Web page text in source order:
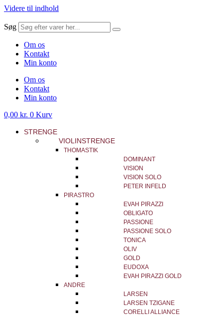
Videre til indhold
Søg
Om os
Kontakt
Min konto
Om os
Kontakt
Min konto
0,00 kr. 0 Kurv
STRENGE
VIOLINSTRENGE
THOMASTIK
DOMINANT
VISION
VISION SOLO
PETER INFELD
PIRASTRO
EVAH PIRAZZI
OBLIGATO
PASSIONE
PASSIONE SOLO
TONICA
OLIV
GOLD
EUDOXA
EVAH PIRAZZI GOLD
ANDRE
LARSEN
LARSEN TZIGANE
CORELLI ALLIANCE